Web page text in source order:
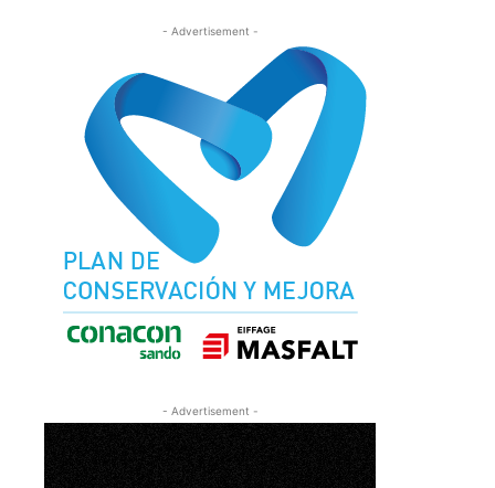
- Advertisement -
- Advertisement -